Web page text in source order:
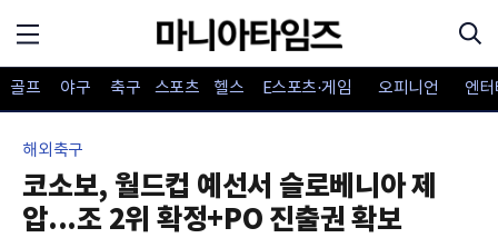
골프 야구 축구 스포츠 헬스 E스포츠·게임 오피니언 엔
해외축구
코소보, 월드컵 예선서 슬로베니아 제
압...조 2위 확정+PO 진출권 확보